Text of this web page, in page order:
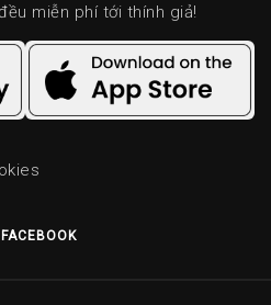
miễn phí tới thính giả!